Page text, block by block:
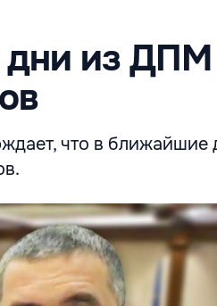
дни из ДПМ
что в ближайшие